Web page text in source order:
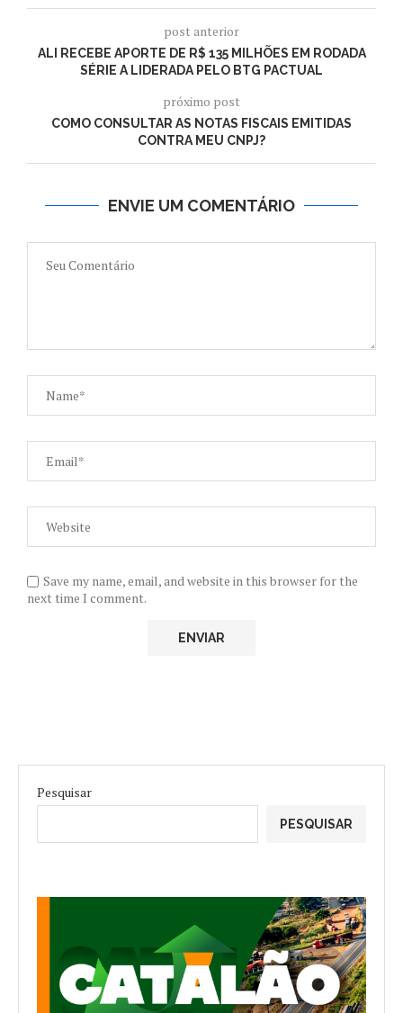
post anterior
ALI RECEBE APORTE DE R$ 135 MILHÕES EM RODADA
SÉRIE A LIDERADA PELO BTG PACTUAL
próximo post
COMO CONSULTAR AS NOTAS FISCAIS EMITIDAS
CONTRA MEU CNPJ?
ENVIE UM COMENTÁRIO
Save my name, email, and website in this browser for the
next time I comment.
Pesquisar
PESQUISAR